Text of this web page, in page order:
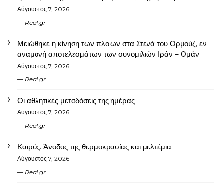
Αύγουστος 7, 2026
Real.gr
Μειώθηκε η κίνηση των πλοίων στα Στενά του Ορμούζ, εν
αναμονή αποτελεσμάτων των συνομιλιών Ιράν – Ομάν
Αύγουστος 7, 2026
Real.gr
Οι αθλητικές μεταδόσεις της ημέρας
Αύγουστος 7, 2026
Real.gr
Καιρός: Άνοδος της θερμοκρασίας και μελτέμια
Αύγουστος 7, 2026
Real.gr